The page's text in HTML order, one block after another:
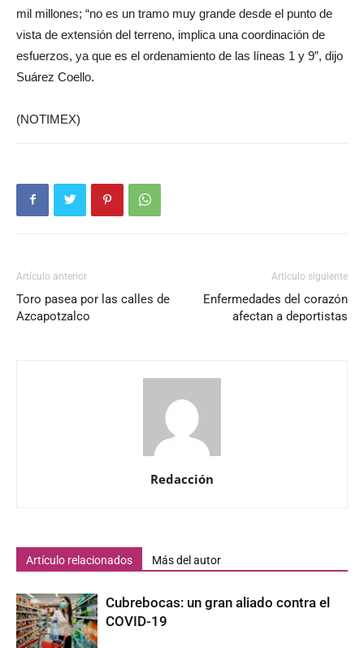
mil millones; “no es un tramo muy grande desde el punto de
vista de extensión del terreno, implica una coordinación de
esfuerzos, ya que es el ordenamiento de las líneas 1 y 9”, dijo
Suárez Coello.
(NOTIMEX)
Artículo anterior
Toro pasea por las calles de
Azcapotzalco
Artículo siguiente
Enfermedades del corazón
afectan a deportistas
Redacción
Artículo relacionados Más del autor
Cubrebocas: un gran aliado contra el
COVID-19